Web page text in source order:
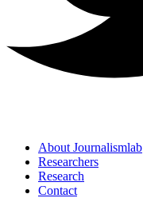
About Journalismlab
Researchers
Research
Contact